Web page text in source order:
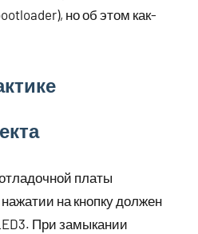
но об этом как-
платы
на кнопку должен
При замыкании